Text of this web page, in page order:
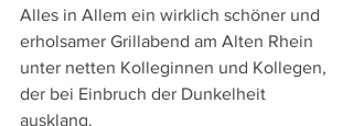
Alles in Allem ein wirklich schöner und
erholsamer Grillabend am Alten Rhein
unter netten Kolleginnen und Kollegen,
der bei Einbruch der Dunkelheit
ausklang.